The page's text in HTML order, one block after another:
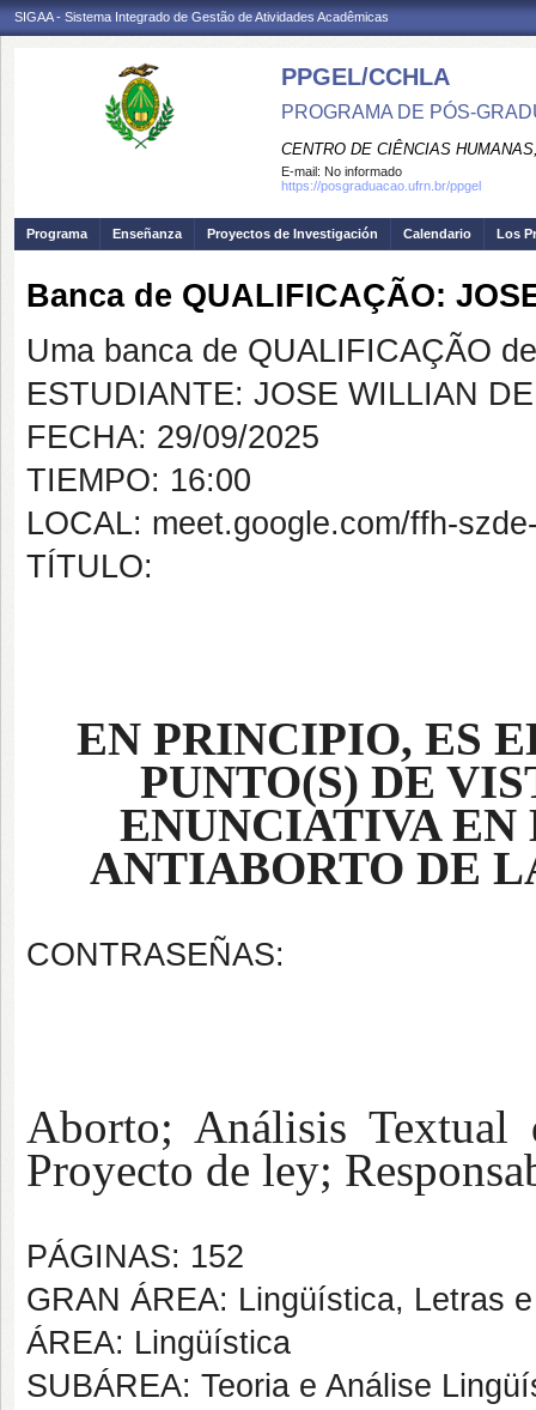
SIGAA - Sistema Integrado de Gestão de Atividades Acadêmicas
PPGEL/CCHLA
PROGRAMA DE PÓS-
CENTRO DE CIÊNCIAS
E-mail: No informado
https://posgraduacao.ufrn.br/ppgel
Programa Enseñanza Proyectos de Investigación Calendario Los
Banca de QUALIFICAÇÃO:
Uma banca de QUALIFICAÇÃO
ESTUDIANTE: JOSE WILLIAN
FECHA: 29/09/2025
TIEMPO: 16:00
LOCAL: meet.google.com/ffh-
TÍTULO:
EN PRINCIPIO, ES
PUNTO(S) DE
ENUNCIATIVA EN
ANTIABORTO DE
CONTRASEÑAS:
Aborto; Análisis Textual
Proyecto de ley;
PÁGINAS: 152
GRAN ÁREA: Lingüística, Letras
ÁREA: Lingüística
SUBÁREA: Teoria e Análise